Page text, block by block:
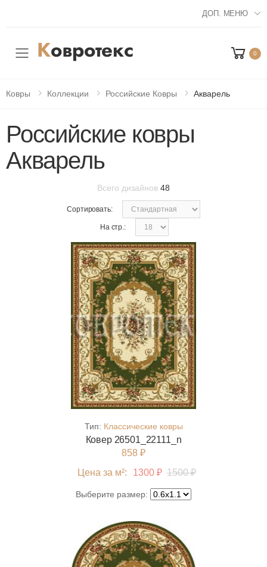
ДОП. МЕНЮ
Мобильное меню 0
Ковры Коллекции Российские Ковры Акварель
Российские ковры
Акварель
Всего дизайнов 48
Сортировать:
На стр.:
Тип: Классические ковры
Ковер 26501_22111_n
858 ₽
Цена за м²:
1300 ₽ 1500 ₽
Выберите размер: